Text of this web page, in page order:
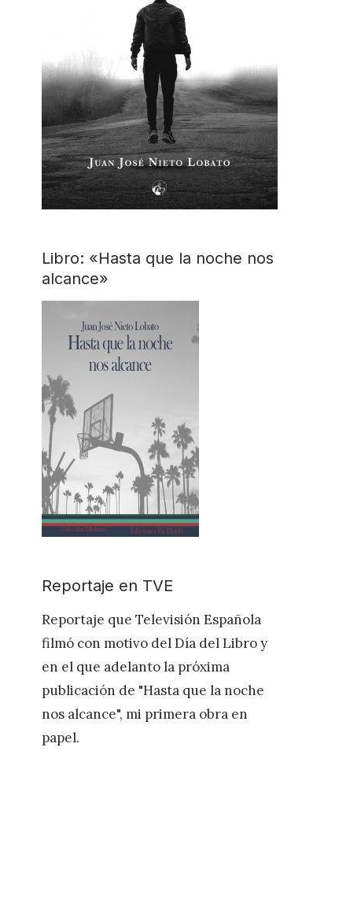
Libro: «Hasta que la noche nos
alcance»
Reportaje en TVE
Reportaje que Televisión Española
filmó con motivo del Día del Libro y
en el que adelanto la próxima
publicación de "Hasta que la noche
nos alcance", mi primera obra en
papel.